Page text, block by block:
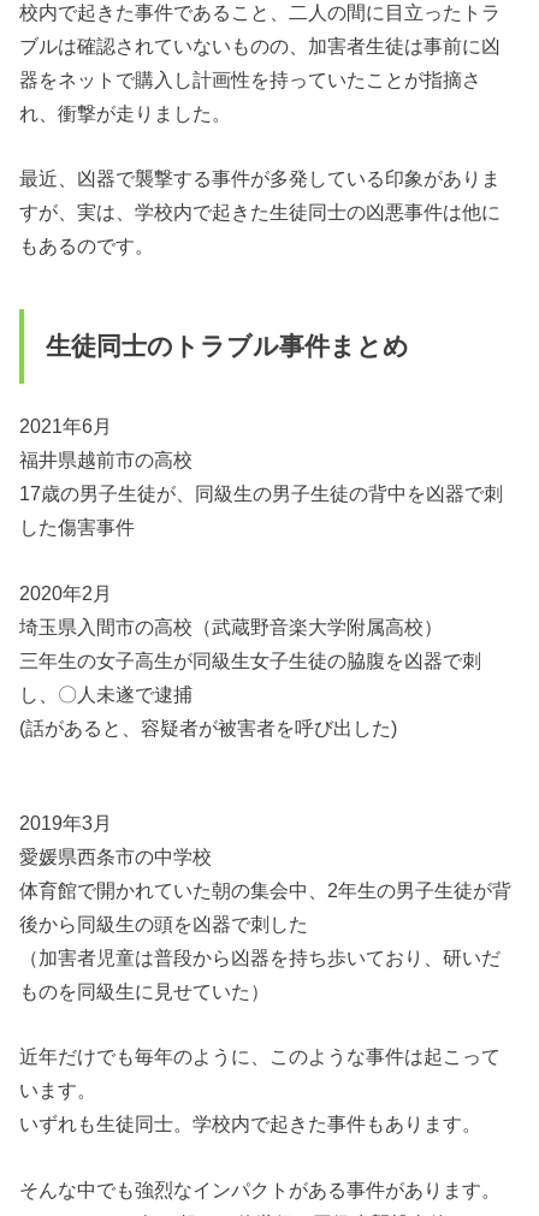
校内で起きた事件であること、二人の間に目立ったトラ
ブルは確認されていないものの、加害者生徒は事前に凶
器をネットで購入し計画性を持っていたことが指摘さ
れ、衝撃が走りました。
最近、凶器で襲撃する事件が多発している印象がありま
すが、実は、学校内で起きた生徒同士の凶悪事件は他に
もあるのです。
生徒同士のトラブル事件まとめ
2021年6月
福井県越前市の高校
17歳の男子生徒が、同級生の男子生徒の背中を凶器で刺
した傷害事件
2020年2月
埼玉県入間市の高校（武蔵野音楽大学附属高校）
三年生の女子高生が同級生女子生徒の脇腹を凶器で刺
し、〇人未遂で逮捕
(話があると、容疑者が被害者を呼び出した)
2019年3月
愛媛県西条市の中学校
体育館で開かれていた朝の集会中、2年生の男子生徒が背
後から同級生の頭を凶器で刺した
（加害者児童は普段から凶器を持ち歩いており、研いだ
ものを同級生に見せていた）
近年だけでも毎年のように、このような事件は起こって
います。
いずれも生徒同士。学校内で起きた事件もあります。
そんな中でも強烈なインパクトがある事件があります。